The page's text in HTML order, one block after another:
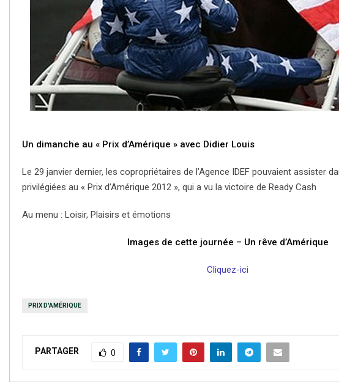
Un dimanche au « Prix d’Amérique » avec Didier Louis
Le 29 janvier dernier, les copropriétaires de l’Agence IDEF pouvaient assister
privilégiées au « Prix d’Amérique 2012 », qui a vu la victoire de Ready Cash
Au menu : Loisir, Plaisirs et émotions
Images de cette journée – Un rêve d’Amérique
Cliquez-ici
PRIX D'AMÉRIQUE
PARTAGER 0